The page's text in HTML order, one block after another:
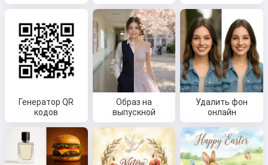
Генератор QR
кодов
Образ на
выпускной
Удалить фон
онлайн